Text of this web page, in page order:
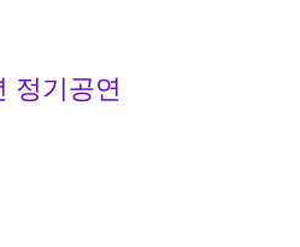
정기공연